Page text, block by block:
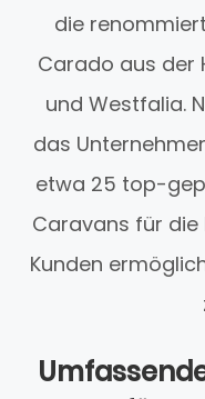
die
Carado aus der
und Westfalia.
das
etwa 25 top-
Caravans für die
Kunden